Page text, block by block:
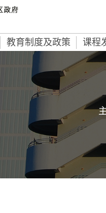
教育制度及政策 课程